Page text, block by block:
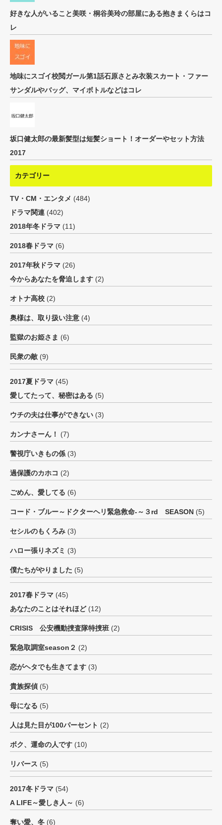
好きな人がいること美咲・桐谷美玲の部屋にある抱きまくらはコ
レ
地味にスゴイ校閲ガール第1話石原さとみ衣装スカート・ファー
サンダルやバッグ、マイボトルなどはコレ
坂口健太郎の最新髪型は短髪ショート！オーダーやセット方法
2017
カテゴリー
TV・CM・エンタメ (484)
ドラマ関連 (402)
2018年冬ドラマ (11)
2018春ドラマ (6)
2017年秋ドラマ (26)
今からあなたを脅迫します (2)
オトナ高校 (2)
奥様は、取り扱い注意 (4)
監獄のお姫さま (6)
民衆の敵 (9)
2017夏ドラマ (45)
愛してたって、秘密はある (5)
ウチの夫は仕事ができない (3)
カンナさーん！ (7)
警視庁いきもの係 (3)
過保護のカホコ (2)
ごめん、愛してる (6)
コード・ブルー～ドクターヘリ緊急救命-～３rd SEASON (5)
セシルのもくろみ (3)
ハロー張りネズミ (3)
僕たちがやりました (5)
2017春ドラマ (45)
あなたのことはそれほど(12)
CRISIS 公安機動捜査隊特捜班 (2)
緊急取調室season２ (2)
恋がヘタでも生きてます (3)
貴族探偵 (5)
母になる (5)
人は見た目が100パーセント (2)
ボク、運命の人です (10)
リバース (5)
2017冬ドラマ (54)
A LIFE～愛しき人～ (6)
奪い愛、冬 (6)